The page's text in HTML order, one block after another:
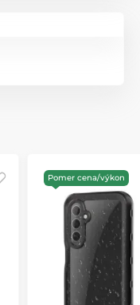
Pomer cena/výkon